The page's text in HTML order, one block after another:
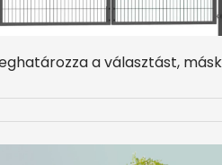
a választást,